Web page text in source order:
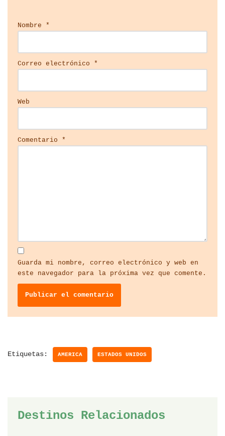
Nombre *
Correo electrónico *
Web
Comentario *
Guarda mi nombre, correo electrónico y web en
este navegador para la próxima vez que comente.
Etiquetas: AMERICA ESTADOS UNIDOS
Destinos Relacionados